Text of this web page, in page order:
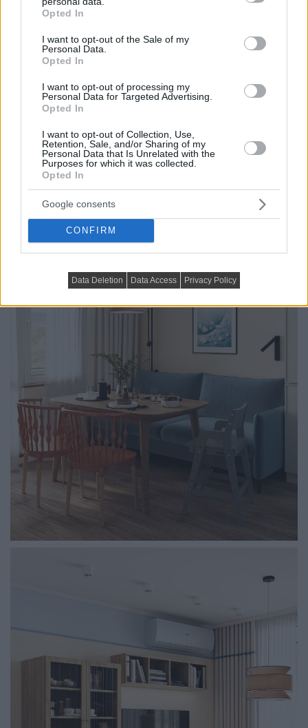
grant or deny consent to Google and its third-party tags to
use your data for below specified purposes in below Google
consent section.
Opted In
I want to opt-out of the Sale of my
Personal Data.
Opted In
I want to opt-out of processing my
Personal Data for Targeted Advertising.
Opted In
I want to opt-out of Collection, Use,
Retention, Sale, and/or Sharing of my
Personal Data that Is Unrelated with the
Purposes for which it was collected.
Opted In
Google consents
CONFIRM
Data Deletion Data Access Privacy Policy
Hogyan lehet egy 40 m²-es lakás egyszerre
lenyűgözően stílusos, tágas és funkcionális?